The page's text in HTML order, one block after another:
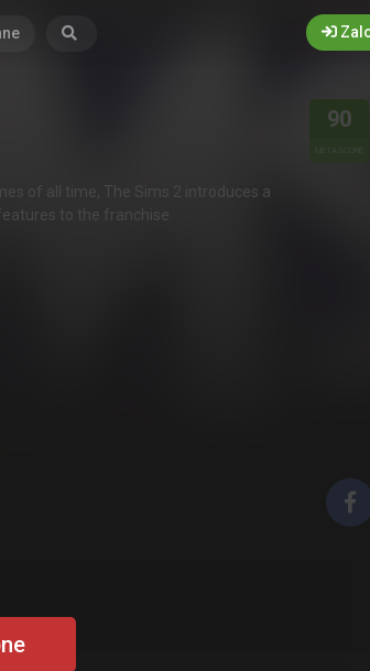
90
METASCORE
of all time, The Sims 2 introduces a
to the franchise.